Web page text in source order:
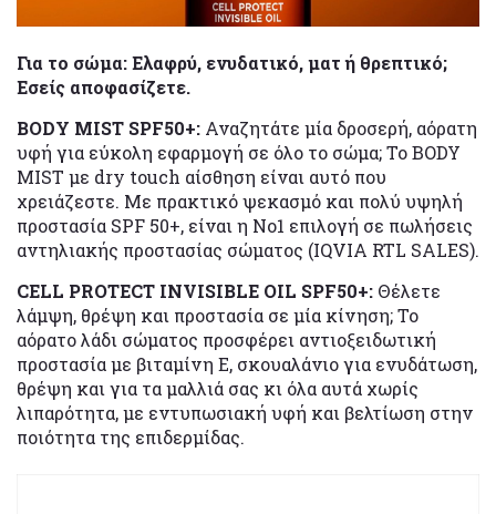
Για το σώμα: Ελαφρύ, ενυδατικό, ματ ή θρεπτικό;
Εσείς αποφασίζετε.
BODY MIST SPF50+: Αναζητάτε μία δροσερή, αόρατη
υφή για εύκολη εφαρμογή σε όλο το σώμα; Το BODY
MIST με dry touch αίσθηση είναι αυτό που
χρειάζεστε. Με πρακτικό ψεκασμό και πολύ υψηλή
προστασία SPF 50+, είναι η Νο1 επιλογή σε πωλήσεις
αντηλιακής προστασίας σώματος (IQVIA RTL SALES).
CELL PROTECT INVISIBLE OIL SPF50+: Θέλετε
λάμψη, θρέψη και προστασία σε μία κίνηση; Το
αόρατο λάδι σώματος προσφέρει αντιοξειδωτική
προστασία με βιταμίνη Ε, σκουαλάνιο για ενυδάτωση,
θρέψη και για τα μαλλιά σας κι όλα αυτά χωρίς
λιπαρότητα, με εντυπωσιακή υφή και βελτίωση στην
ποιότητα της επιδερμίδας.